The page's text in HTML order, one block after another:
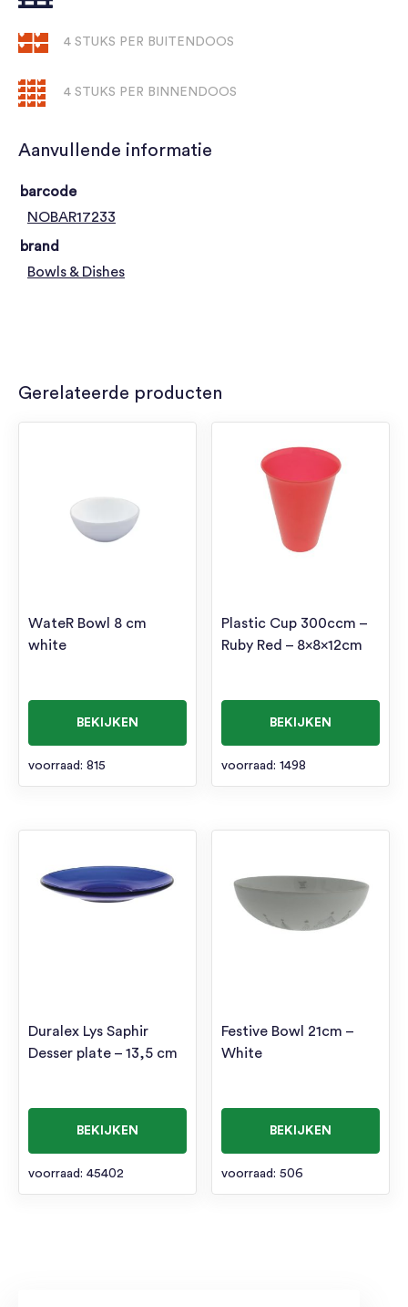
4 STUKS PER BUITENDOOS
4 STUKS PER BINNENDOOS
Aanvullende informatie
barcode
NOBAR17233
brand
Bowls & Dishes
Gerelateerde producten
WateR Bowl 8 cm
white
BEKIJKEN
voorraad: 815
Plastic Cup 300ccm –
Ruby Red – 8x8x12cm
BEKIJKEN
voorraad: 1498
Duralex Lys Saphir
Desser plate – 13,5 cm
BEKIJKEN
voorraad: 45402
Festive Bowl 21cm –
White
BEKIJKEN
voorraad: 506